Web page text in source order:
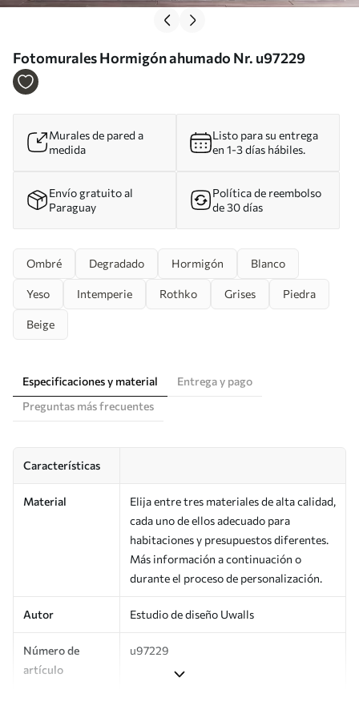
Fotomurales Hormigón ahumado Nr. u97229
Murales de pared a
medida
Listo para su entrega
en 1-3 días hábiles.
Envío gratuito al
Paraguay
Política de reembolso
de 30 días
Ombré Degradado Hormigón Blanco
Yeso Intemperie Rothko Grises Piedra
Beige
Especificaciones y material
Entrega y pago
Preguntas más frecuentes
Características
Material
Elija entre tres materiales de alta calidad,
cada uno de ellos adecuado para
habitaciones y presupuestos diferentes.
Más información a continuación o
durante el proceso de personalización.
Autor Estudio de diseño Uwalls
Número de
artículo
u97229